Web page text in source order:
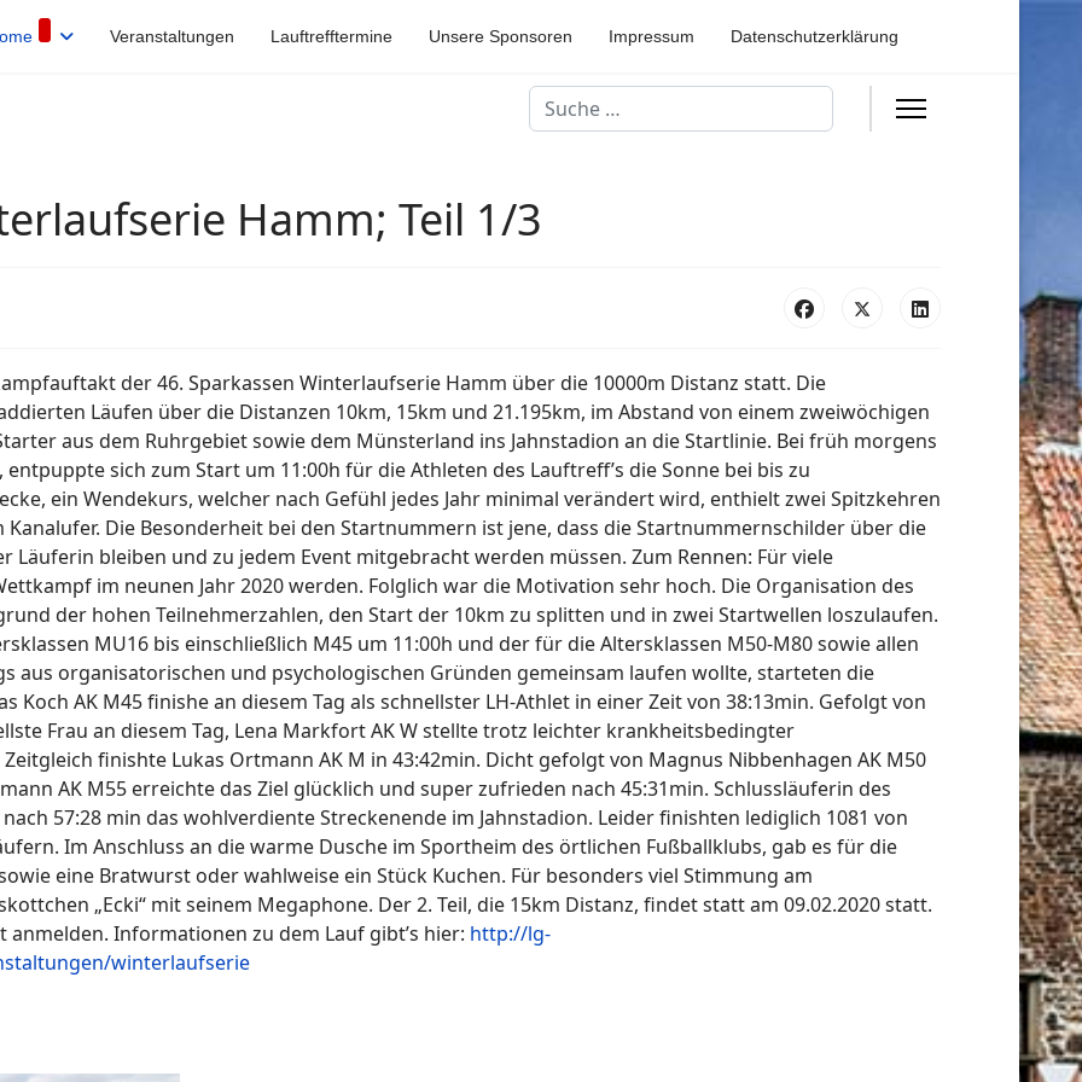
Veranstaltungen Lauftrefftermine Unsere Sponsoren Impressum Datenschutzerklärung
Suchen
Hamm; Teil 1/3
der 46. Sparkassen Winterlaufserie Hamm über die 10000m Distanz statt. Die
Läufen über die Distanzen 10km, 15km und 21.195km, im Abstand von einem zweiwöchigen
aus dem Ruhrgebiet sowie dem Münsterland ins Jahnstadion an die Startlinie. Bei früh morgens
sich zum Start um 11:00h für die Athleten des Lauftreff’s die Sonne bei bis zu
ein Wendekurs, welcher nach Gefühl jedes Jahr minimal verändert wird, enthielt zwei Spitzkehren
Die Besonderheit bei den Startnummern ist jene, dass die Startnummernschilder über die
Läuferin bleiben und zu jedem Event mitgebracht werden müssen. Zum Rennen: Für viele
im neunen Jahr 2020 werden. Folglich war die Motivation sehr hoch. Die Organisation des
der hohen Teilnehmerzahlen, den Start der 10km zu splitten und in zwei Startwellen loszulaufen.
MU16 bis einschließlich M45 um 11:00h und der für die Altersklassen M50-M80 sowie allen
aus organisatorischen und psychologischen Gründen gemeinsam laufen wollte, starteten die
Koch AK M45 finishe an diesem Tag als schnellster LH-Athlet in einer Zeit von 38:13min. Gefolgt von
Frau an diesem Tag, Lena Markfort AK W stellte trotz leichter krankheitsbedingter
finishte Lukas Ortmann AK M in 43:42min. Dicht gefolgt von Magnus Nibbenhagen AK M50
AK M55 erreichte das Ziel glücklich und super zufrieden nach 45:31min. Schlussläuferin des
57:28 min das wohlverdiente Streckenende im Jahnstadion. Leider finishten lediglich 1081 von
Im Anschluss an die warme Dusche im Sportheim des örtlichen Fußballklubs, gab es für die
eine Bratwurst oder wahlweise ein Stück Kuchen. Für besonders viel Stimmung am
„Ecki“ mit seinem Megaphone. Der 2. Teil, die 15km Distanz, findet statt am 09.02.2020 statt.
Informationen zu dem Lauf gibt’s hier: http://lg-
winterlaufserie